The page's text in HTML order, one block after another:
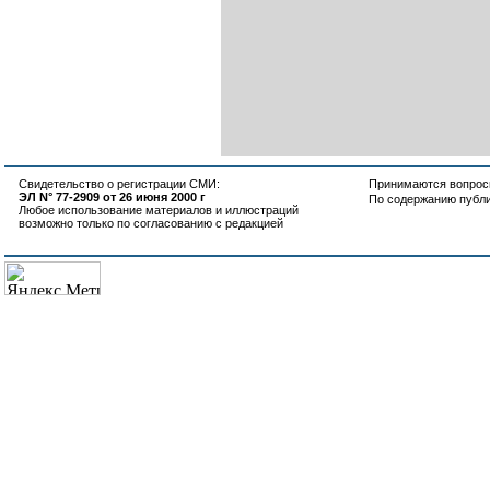
Свидетельство о регистрации СМИ:
ЭЛ N° 77-2909 от 26 июня 2000 г
Любое использование материалов и иллюстраций
возможно только по согласованию с редакцией
Принимаются
По содержанию